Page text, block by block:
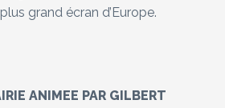
grand écran d’Europe.
ANIMEE PAR GILBERT